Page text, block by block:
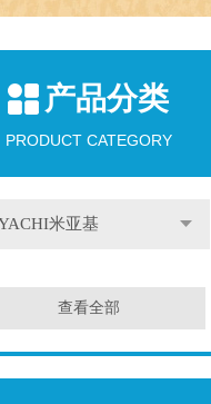
产品分类
PRODUCT CATEGORY
米亚基
查看全部